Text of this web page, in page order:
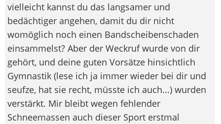
vielleicht kannst du das langsamer und
bedächtiger angehen, damit du dir nicht
womöglich noch einen Bandscheibenschaden
einsammelst? Aber der Weckruf wurde von dir
gehört, und deine guten Vorsätze hinsichtlich
Gymnastik (lese ich ja immer wieder bei dir und
seufze, hat sie recht, müsste ich auch...) wurden
verstärkt. Mir bleibt wegen fehlender
Schneemassen auch dieser Sport erstmal